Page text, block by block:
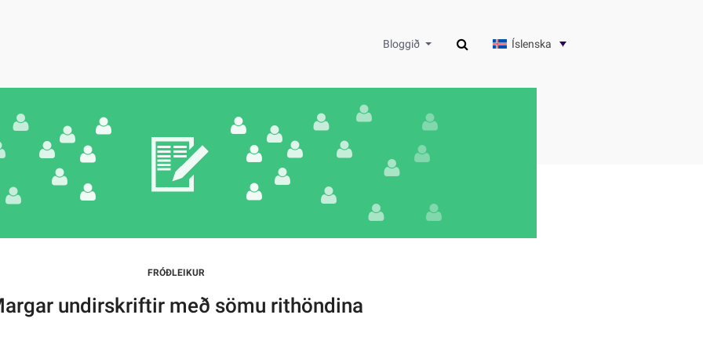
Bloggið Íslenska
FRÓÐLEIKUR
undirskriftir með sömu rithöndina